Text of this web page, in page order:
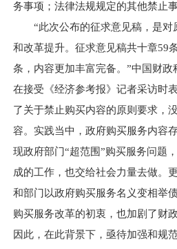
务事项；法律法规规定的其他禁止事
“此次公布的征求意见稿，是对
和改革提升。征求意见稿共十章59
条，内容更加丰富完备。”中国财
在接受《经济参考报》记者采访时
了关于禁止购买内容的原则要求，
容。实践当中，政府购买服务内容
现政府部门“超范围”购买服务问题
成的工作，也交给社会力量去做。
和部门以政府购买服务名义变相举
购买服务改革的初衷，也加剧了财
因此，在此背景下，亟待加强和规